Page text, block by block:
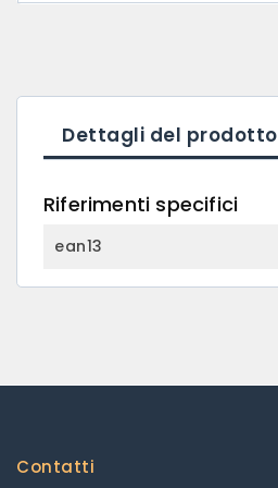
Dettagli del prodotto
Riferimenti specifici
ean13
Contatti